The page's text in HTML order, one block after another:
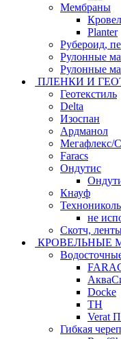
Мембраны
Planter
Рубероид,
Рулонные
Рулонные
ПЛЕНКИ И
Геотекстиль
Delta
Изоспан
Ардманол
Мегафлекс/
Faracs
Ондутис
Кнауф
Технониколь
не
Скотч,
КРОВЕЛЬНЫЕ
Docke
ТН
Verat
Гибкая